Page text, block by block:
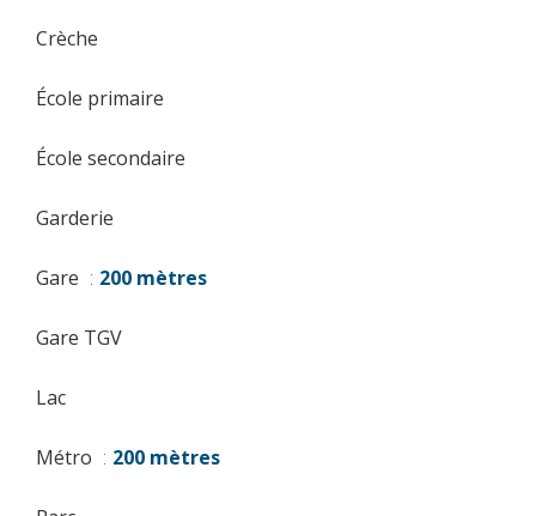
Crèche
École primaire
École secondaire
Garderie
Gare 200 mètres
Gare TGV
Lac
Métro 200 mètres